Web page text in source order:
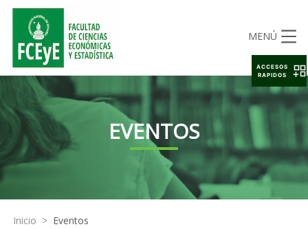
MENÚ
EVENTOS
Inicio > Eventos
ACCESOS
RAPIDOS